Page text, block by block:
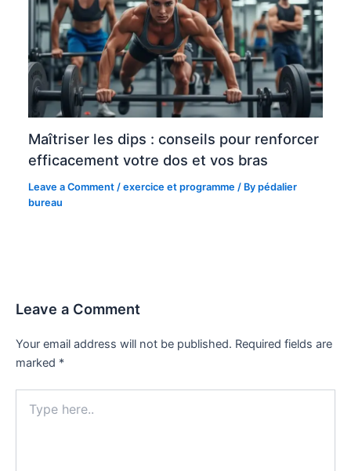
Maîtriser les dips : conseils pour renforcer
efficacement votre dos et vos bras
Leave a Comment /exercice et programme / Bypédalier
bureau
Leave a Comment
Your email address will not be published. Required fields are
marked *
here..